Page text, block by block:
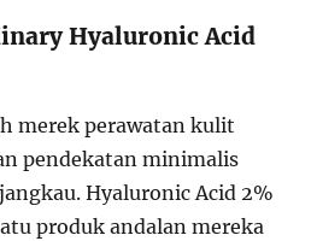
Hyaluronic Acid
merek perawatan kulit
pendekatan minimalis
Hyaluronic Acid 2%
produk andalan mereka